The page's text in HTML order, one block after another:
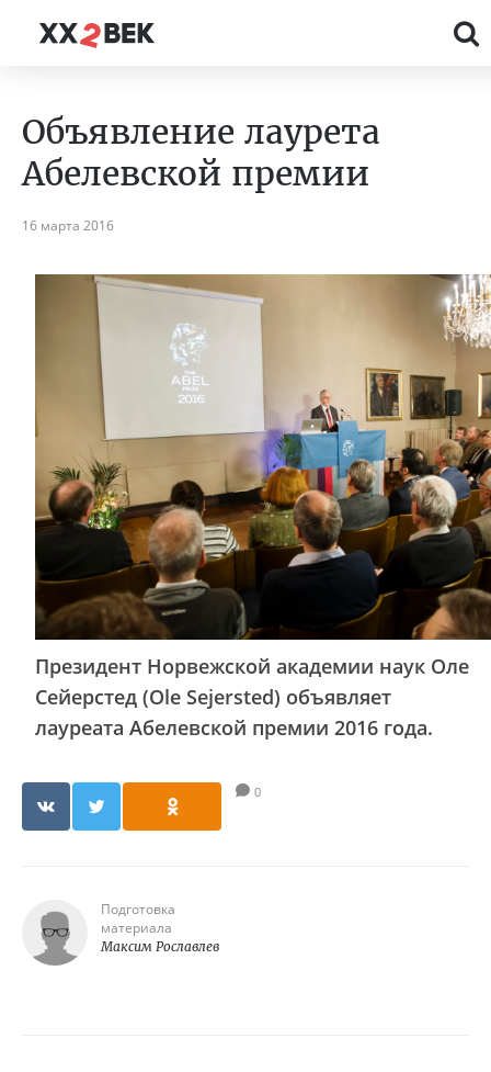
Объявление лаурета
Абелевской премии
16 марта 2016
Президент Норвежской академии наук Оле
Сейерстед (Ole Sejersted) объявляет
лауреата Абелевской премии 2016 года.
0
Подготовка
материала
Максим Рославлев